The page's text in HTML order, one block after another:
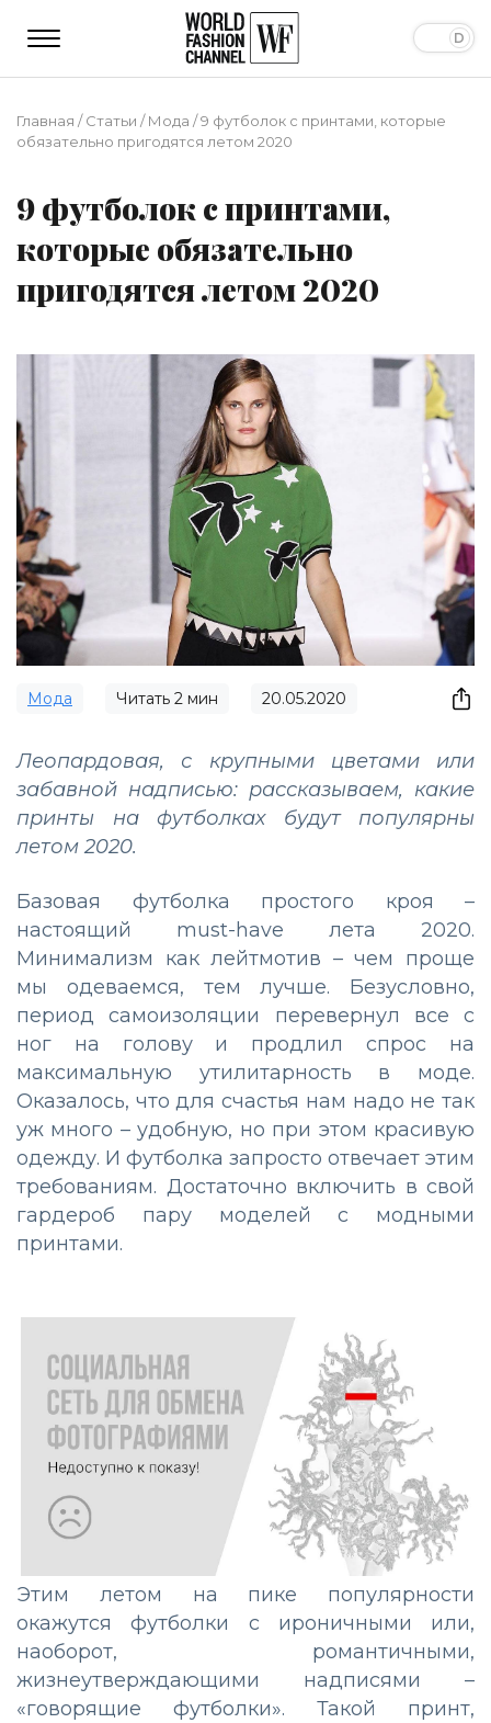
Главная /Статьи /Мода /9 футболок с принтами, которые
обязательно пригодятся летом 2020
9 футболок с принтами,
которые обязательно
пригодятся летом 2020
Мода Читать 2 мин 20.05.2020
Леопардовая, с крупными цветами или
забавной надписью: рассказываем, какие
принты на футболках будут популярны
летом 2020.
Базовая футболка простого кроя –
настоящий must-have лета 2020.
Минимализм как лейтмотив – чем проще
мы одеваемся, тем лучше. Безусловно,
период самоизоляции перевернул все с
ног на голову и продлил спрос на
максимальную утилитарность в моде.
Оказалось, что для счастья нам надо не так
уж много – удобную, но при этом красивую
одежду. И футболка запросто отвечает этим
требованиям. Достаточно включить в свой
гардероб пару моделей с модными
принтами.
Этим летом на пике популярности
окажутся футболки с ироничными или,
наоборот, романтичными,
жизнеутверждающими надписями –
«говорящие футболки». Такой принт,